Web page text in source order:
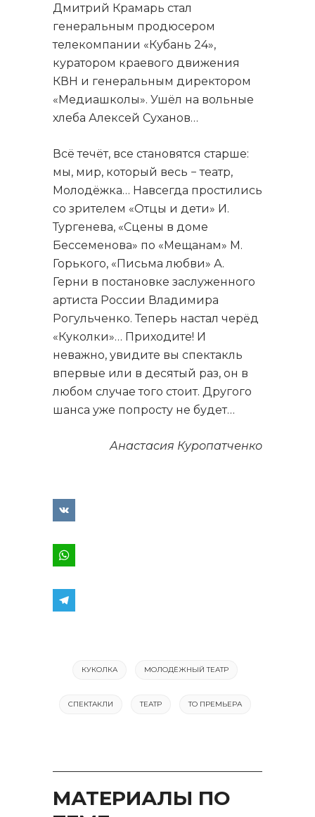
Дмитрий Крамарь стал
генеральным продюсером
телекомпании «Кубань 24»,
куратором краевого движения
КВН и генеральным директором
«Медиашколы». Ушёл на вольные
хлеба Алексей Суханов…
Всё течёт, все становятся старше:
мы, мир, который весь − театр,
Молодёжка… Навсегда простились
со зрителем «Отцы и дети» И.
Тургенева, «Сцены в доме
Бессеменова» по «Мещанам» М.
Горького, «Письма любви» А.
Герни в постановке заслуженного
артиста России Владимира
Рогульченко. Теперь настал черёд
«Куколки»… Приходите! И
неважно, увидите вы спектакль
впервые или в десятый раз, он в
любом случае того стоит. Другого
шанса уже попросту не будет…
Анастасия Куропатченко
КУКОЛКА МОЛОДЁЖНЫЙ ТЕАТР
СПЕКТАКЛИ ТЕАТР ТО ПРЕМЬЕРА
МАТЕРИАЛЫ ПО